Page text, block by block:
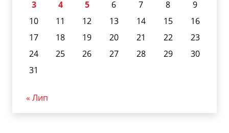
3
4 5 6 7 8
9
10
11 12 13 14 15
16
17
18 19 20 21 22
23
24
25 26 27 28 29
30
31
« Лип